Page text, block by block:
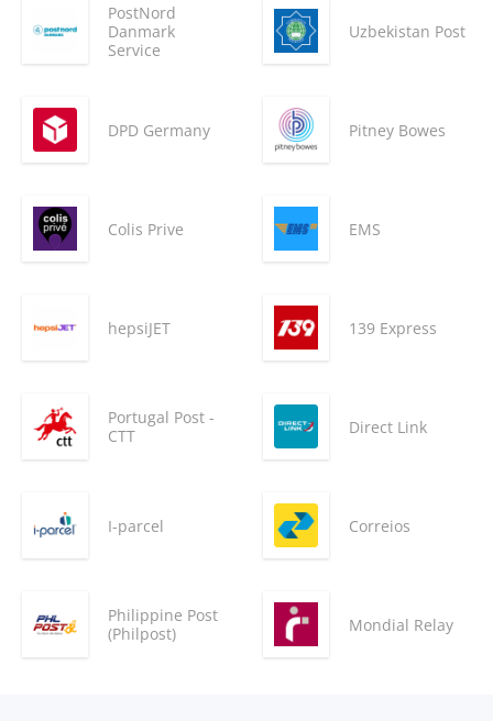
PostNord
Danmark
Service
Uzbekistan Post
DPD Germany Pitney Bowes
Colis Prive EMS
hepsiJET 139 Express
Portugal Post -
CTT
Direct Link
I-parcel Correios
Philippine Post
(Philpost)
Mondial Relay